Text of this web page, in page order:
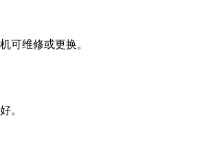
可维修或更换。
。